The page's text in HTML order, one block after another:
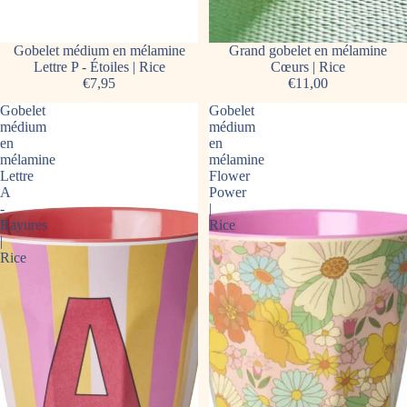
Gobelet médium en mélamine
Lettre P - Étoiles | Rice
€7,95
Grand gobelet en mélamine
Cœurs | Rice
€11,00
Gobelet
médium
en
mélamine
Lettre
A
-
Rayures
|
Rice
Gobelet
médium
en
mélamine
Flower
Power
|
Rice